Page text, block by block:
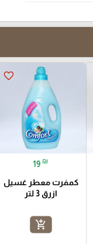
favorite_border
19 ₪
كمفرت معطر غسيل
ازرق 3 لتر
add_shopping_cart